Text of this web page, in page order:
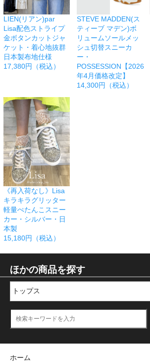
LIEN(リアン)par
Lisa配色ストライプ
金ボタンカットジャ
ケット・着心地抜群
日本製布地仕様
17,380円（税込）
STEVE MADDEN(ス
ティーブ マデン)ボ
リュームソールメッ
シュ切替スニーカ
ー・
POSSESSION【2026
年4月価格改定】
14,300円（税込）
《再入荷なし》Lisa
キラキラグリッター
軽量ぺたんこスニー
カー・シルバー・日
本製
15,180円（税込）
ほかの商品を探す
ホーム